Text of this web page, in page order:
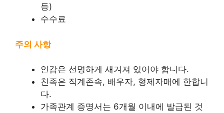
등)
수수료
주의 사항
인감은 선명하게 새겨져 있어야 합니다.
친족은 직계존속, 배우자, 형제자매에 한합니
다.
가족관계 증명서는 6개월 이내에 발급된 것